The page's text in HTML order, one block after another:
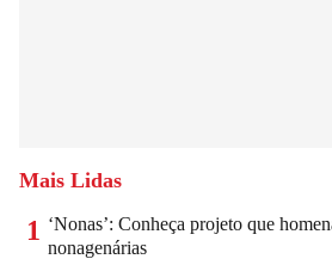
Mais Lidas
1 ‘Nonas’: Conheça projeto que
nonagenárias